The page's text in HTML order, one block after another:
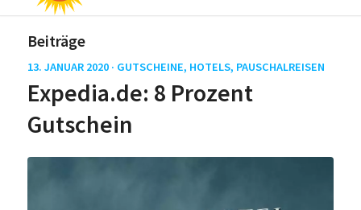
Beiträge
13. JANUAR 2020 · GUTSCHEINE, HOTELS, PAUSCHALREISEN
Expedia.de: 8 Prozent
Gutschein